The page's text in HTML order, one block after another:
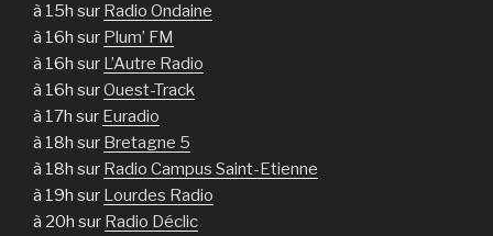
à 15h sur Radio Ondaine
à 16h sur Plum’ FM
à 16h sur L’Autre Radio
à 16h surOuest-Track
à 17h sur Euradio
à 18h sur Bretagne 5
à 18h sur Radio Campus Saint-Etienne
à 19h sur Lourdes Radio
à 20h sur Radio Déclic